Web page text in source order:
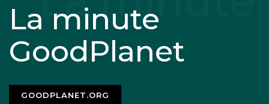
La minute
GoodPlanet
GOODPLANET.ORG